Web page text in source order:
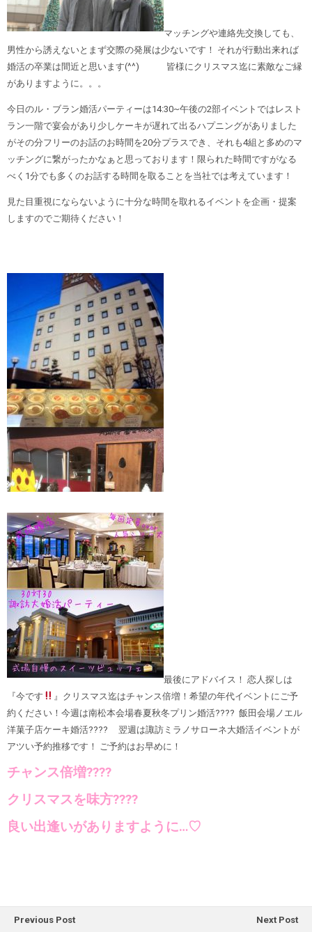
マッチングや連絡先交換しても、
男性から誘えないとまず交際の発展は少ないです！ それが行動出来れば
婚活の卒業は間近と思います(^^) 皆様にクリスマス迄に素敵なご縁
がありますように。。。
今日のル・ブラン婚活パーティーは14:30~午後の2部イベントではレスト
ラン一階で宴会があり少しケーキが遅れて出るハプニングがありました
がその分フリーのお話のお時間を20分プラスでき、それも4組と多めのマ
ッチングに繋がったかなぁと思っております！限られた時間ですがなる
べく1分でも多くのお話する時間を取ることを当社では考えています！
見た目重視にならないように十分な時間を取れるイベントを企画・提案
しますのでご期待ください！
最後にアドバイス！ 恋人探しは
『今です
』クリスマス迄はチャンス倍増！希望の年代イベントにご予
約ください！今週は南松本会場春夏秋冬プリン婚活???? 飯田会場ノエル
洋菓子店ケーキ婚活???? 翌週は諏訪ミラノサローネ大婚活イベントが
アツい予約推移です！ ご予約はお早めに！
チャンス倍増????
クリスマスを味方????
良い出逢いがありますように…♡
Previous Post Next Post